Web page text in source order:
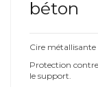
béton
Cire
Protection
le support.